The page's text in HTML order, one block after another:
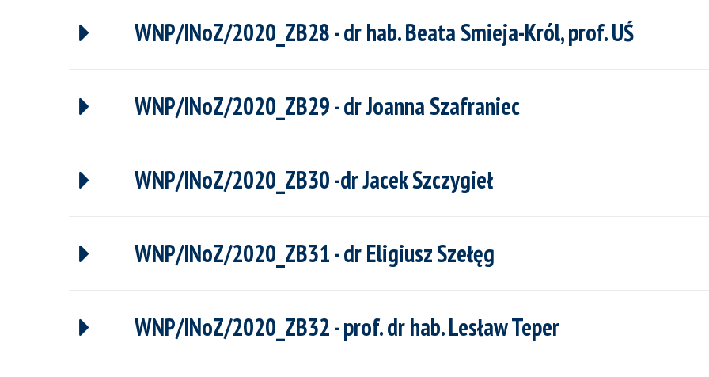
WNP/INoZ/2020_ZB28 - dr hab. Beata Smieja-Król, prof. UŚ
WNP/INoZ/2020_ZB29 - dr Joanna Szafraniec
WNP/INoZ/2020_ZB30 -dr Jacek Szczygieł
WNP/INoZ/2020_ZB31 - dr Eligiusz Szełęg
WNP/INoZ/2020_ZB32 - prof. dr hab. Lesław Teper